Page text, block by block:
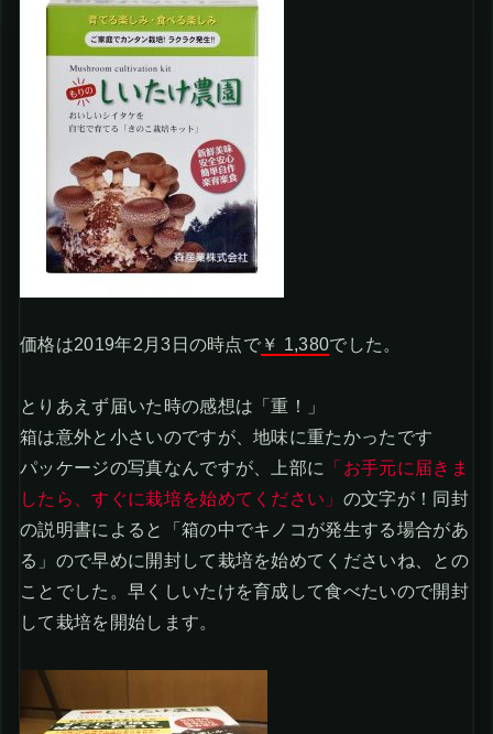
価格は2019年2月3日の時点で ￥ 1,380でした。
とりあえず届いた時の感想は「重！」
箱は意外と小さいのですが、地味に重たかったです
パッケージの写真なんですが、上部に 「お手元に届きま
したら、すぐに栽培を始めてください」 の文字が！同封
の説明書によると「箱の中でキノコが発生する場合があ
る」ので早めに開封して栽培を始めてくださいね、との
ことでした。早くしいたけを育成して食べたいので開封
して栽培を開始します。